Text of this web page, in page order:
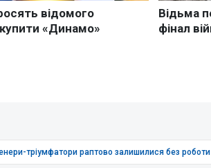
тріумфатори раптово залишилися без роботи